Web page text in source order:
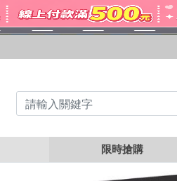
限時搶購
Brother LC535XL-C 藍色相容墨水匣 LC-